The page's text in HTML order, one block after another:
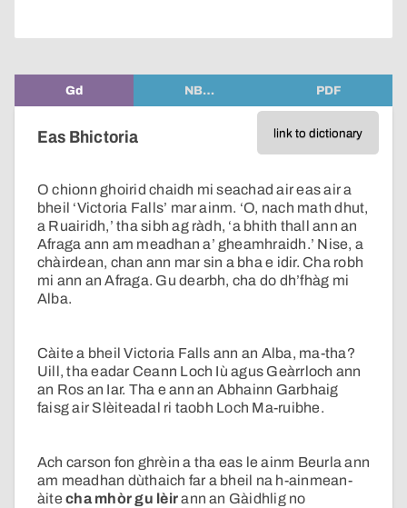
Gd NB… PDF
link to dictionary
Eas Bhictoria
O chionn ghoirid chaidh mi seachad air eas air a
bheil ‘Victoria Falls’ mar ainm. ‘O, nach math dhut,
a Ruairidh,’ tha sibh ag ràdh, ‘a bhith thall ann an
Afraga ann am meadhan a’ gheamhraidh.’ Nise, a
chàirdean, chan ann mar sin a bha e idir. Cha robh
mi ann an Afraga. Gu dearbh, cha do dh’fhàg mi
Alba.
Càite a bheil Victoria Falls ann an Alba, ma-tha?
Uill, tha eadar Ceann Loch Iù agus Geàrrloch ann
an Ros an Iar. Tha e ann an Abhainn Garbhaig
faisg air Slèiteadal ri taobh Loch Ma-ruibhe.
Ach carson fon ghrèin a tha eas le ainm Beurla ann
am meadhan dùthaich far a bheil na h-ainmean-
àitecha mhòr gu lèirann an Gàidhlig no